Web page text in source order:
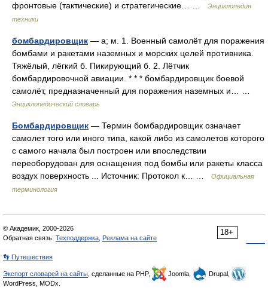
фронтовые (тактические) и стратегические… …
Энциклопедия
техники
бомбардировщик — а; м. 1. Военный самолёт для поражения
бомбами и ракетами наземных и морских целей противника.
Тяжёлый, лёгкий б. Пикирующий б. 2. Лётчик
бомбардировочной авиации. * * * бомбардировщик боевой
самолёт, предназначенный для поражения наземных и… …
Энциклопедический словарь
Бомбардировщик — Термин бомбардировщик означает
самолет того или иного типа, какой либо из самолетов которого
с самого начала был построен или впоследствии
переоборудован для оснащения под бомбы или ракеты класса
воздух поверхность ... Источник: Протокол к… …
Официальная
терминология
18+
© Академик, 2000-2026
Обратная связь: Техподдержка Реклама на сайте
👣 Путешествия
Экспорт словарей на сайты , сделанные на PHP, Joomla,
Drupal,
WordPress, MODx.